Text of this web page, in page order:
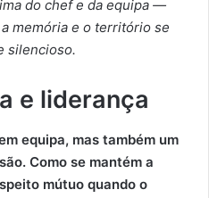
do chef e da equipa —
memória e o território se
silencioso.
e liderança
equipa, mas também um
Como se mantém a
mútuo quando o